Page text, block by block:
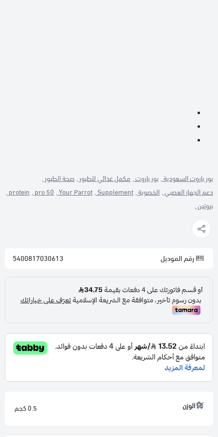
يور باروت السعودية , يور باروت , مكمل غذائي للطيور , صحة الطيور ,
دعم الجهاز العصبي , الخصوبة , Supplement ,
Your Parrot ,
pro 50 ,
protein ,
بروتين ,
رقم الموديل 5400817030613
الوزن 0.5 كجم